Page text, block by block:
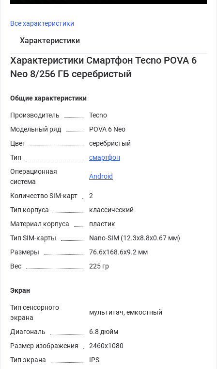
Все характеристики
Характеристики
Характеристики Смартфон Tecno POVA 6
Neo 8/256 ГБ серебристый
Общие характеристики
Производитель
Tecno
Модельный ряд
POVA 6 Neo
Цвет
серебристый
Тип
смартфон
Операционная
система
Android
Количество SIM-карт
2
Тип корпуса
классический
Материал корпуса
пластик
Тип SIM-карты
Nano-SIM (12.3x8.8x0.67 мм)
Размеры
76.6x168.6x9.2 мм
Вес
225 гр
Экран
Тип сенсорного
экрана
мультитач, емкостный
Диагональ
6.8 дюйм
Размер изображения
2460x1080
Тип экрана
IPS